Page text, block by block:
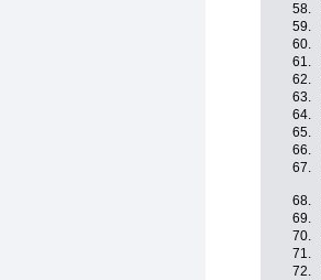
58.
59.
60.
61.
62.
63.
64.
65.
66.
67.
68.
69.
70.
71.
72.